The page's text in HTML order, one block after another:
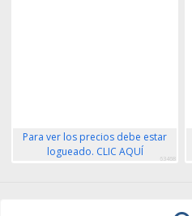
Para ver los precios debe estar
logueado. CLIC AQUÍ
63468